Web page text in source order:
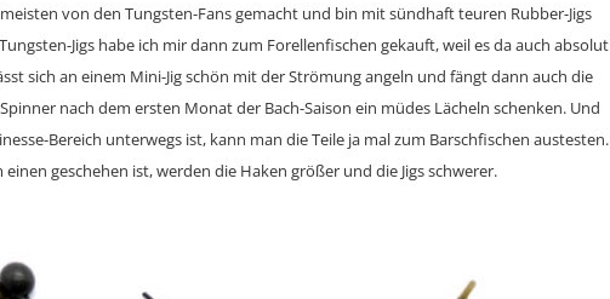
von den Tungsten-Fans gemacht und bin mit sündhaft teuren Rubber-Jigs
Jigs habe ich mir dann zum Forellenfischen gekauft, weil es da auch absolut
sich an einem Mini-Jig schön mit der Strömung angeln und fängt dann auch die
nach dem ersten Monat der Bach-Saison ein müdes Lächeln schenken. Und
Bereich unterwegs ist, kann man die Teile ja mal zum Barschfischen austesten.
geschehen ist, werden die Haken größer und die Jigs schwerer.